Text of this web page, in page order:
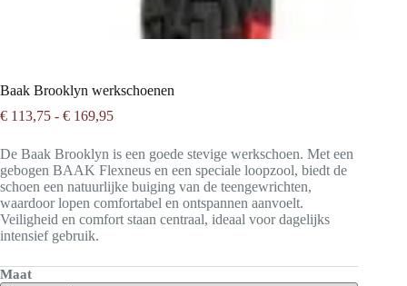
Baak Brooklyn werkschoenen
€ 113,75 - € 169,95Prijsklasse:
tot
€ 169,95
De Baak Brooklyn is een goede stevige werkschoen. Met een
gebogen BAAK Flexneus en een speciale loopzool, biedt de
schoen een natuurlijke buiging van de teengewrichten,
waardoor lopen comfortabel en ontspannen aanvoelt.
Veiligheid en comfort staan centraal, ideaal voor dagelijks
intensief gebruik.
Maat